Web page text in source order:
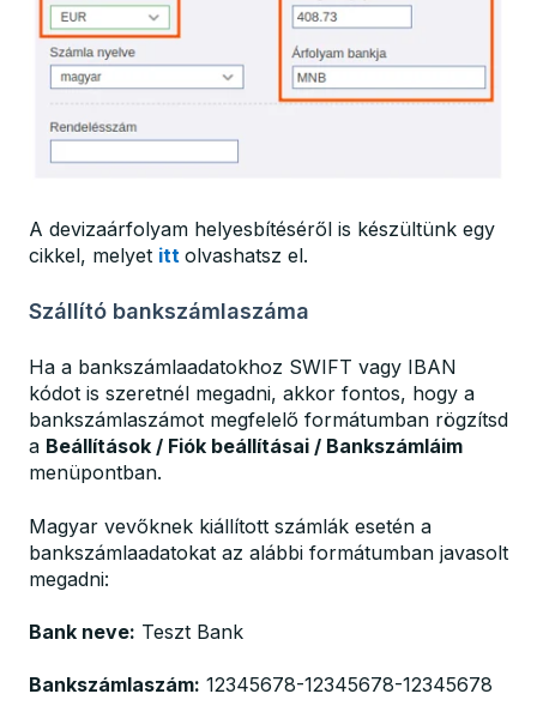
A devizaárfolyam helyesbítéséről is készültünk egy
cikkel, melyet itt olvashatsz el.
Szállító bankszámlaszáma
Ha a bankszámlaadatokhoz SWIFT vagy IBAN
kódot is szeretnél megadni, akkor fontos, hogy a
bankszámlaszámot megfelelő formátumban rögzítsd
a Beállítások / Fiók beállításai / Bankszámláim
menüpontban.
Magyar vevőknek kiállított számlák esetén a
bankszámlaadatokat az alábbi formátumban javasolt
megadni:
Bank neve: Teszt Bank
Bankszámlaszám: 12345678-12345678-12345678